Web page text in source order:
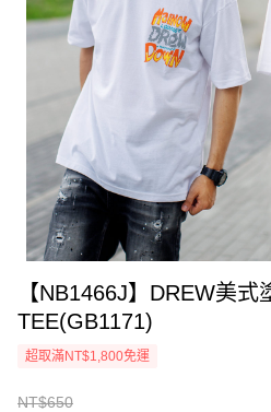
【NB1466J】DREW美式
TEE(GB1171)
超取滿NT$1,800免運
NT$650